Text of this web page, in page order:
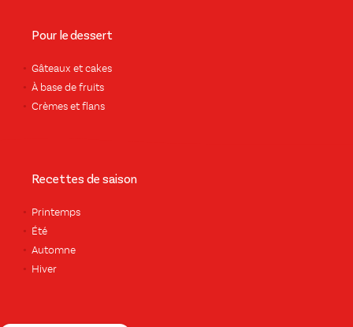
Pour le dessert
Gâteaux et cakes
À base de fruits
Crèmes et flans
Recettes de saison
Printemps
Été
Automne
Hiver